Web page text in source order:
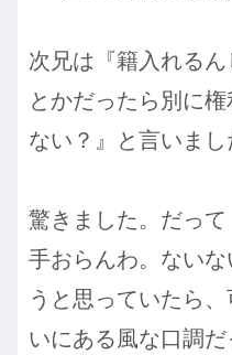
次兄は『籍入れる
とかだったら別に
ない？』と言いまし
驚きました。だっ
手おらんわ。ない
うと思っていたら
いにある風な口調だ